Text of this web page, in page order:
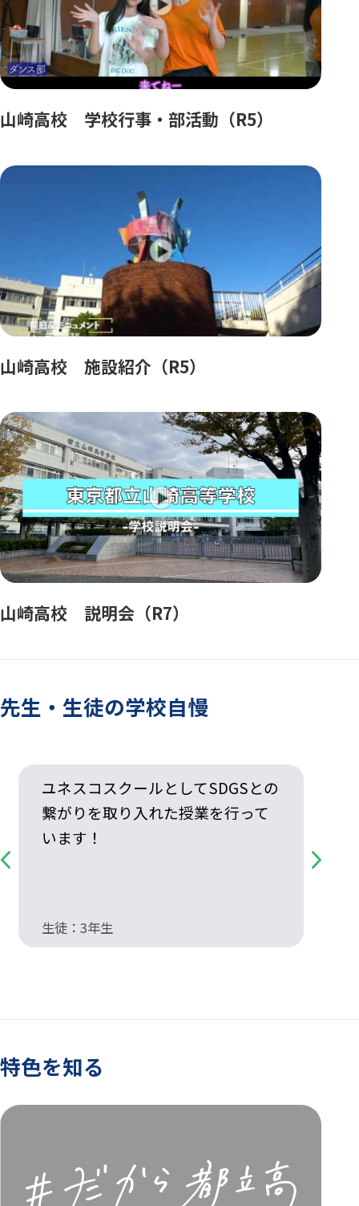
山崎高校 学校行事・部活動（R5）
山崎高校 施設紹介（R5）
山崎高校 説明会（R7）
先生・生徒の学校自慢
Previous
ユネスコスクールとしてSDGSとの
繋がりを取り入れた授業を行って
います！
生徒：3年生
Next
特色を知る